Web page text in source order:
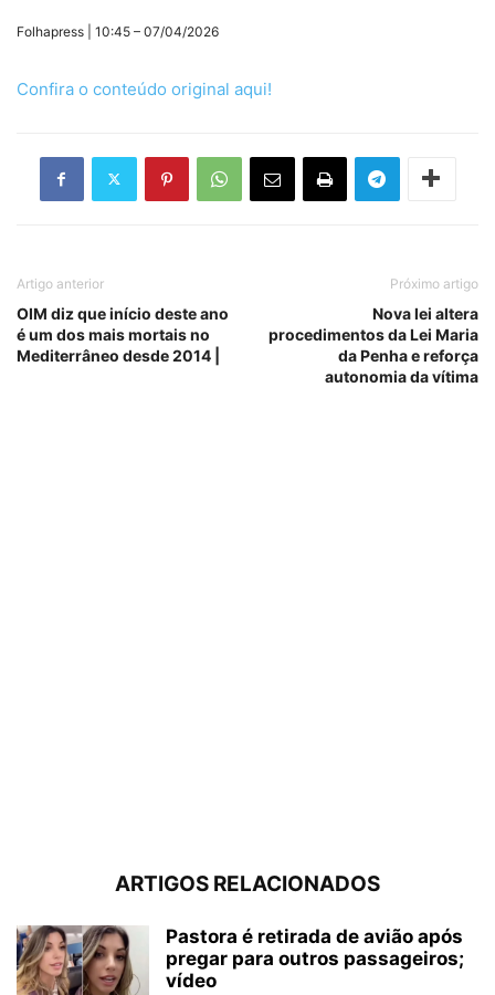
Folhapress | 10:45 – 07/04/2026
Confira o conteúdo original aqui!
Artigo anterior
OIM diz que início deste ano
é um dos mais mortais no
Mediterrâneo desde 2014 |
Próximo artigo
Nova lei altera
procedimentos da Lei Maria
da Penha e reforça
autonomia da vítima
ARTIGOS RELACIONADOS
Pastora é retirada de avião após
pregar para outros passageiros;
vídeo